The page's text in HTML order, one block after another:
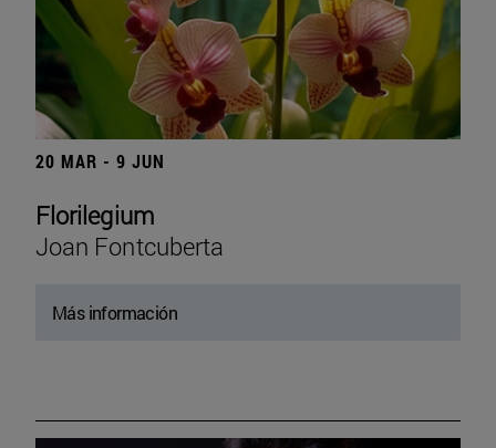
20 MAR - 9 JUN
Florilegium
Joan Fontcuberta
Más información